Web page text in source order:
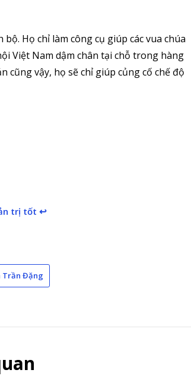
Họ chỉ làm công cụ giúp các vua chúa
Việt Nam dậm chân tại chỗ trong hàng
cũng vậy, họ sẽ chỉ giúp củng cố chế độ
trị tốt ↩︎
Trần Đặng